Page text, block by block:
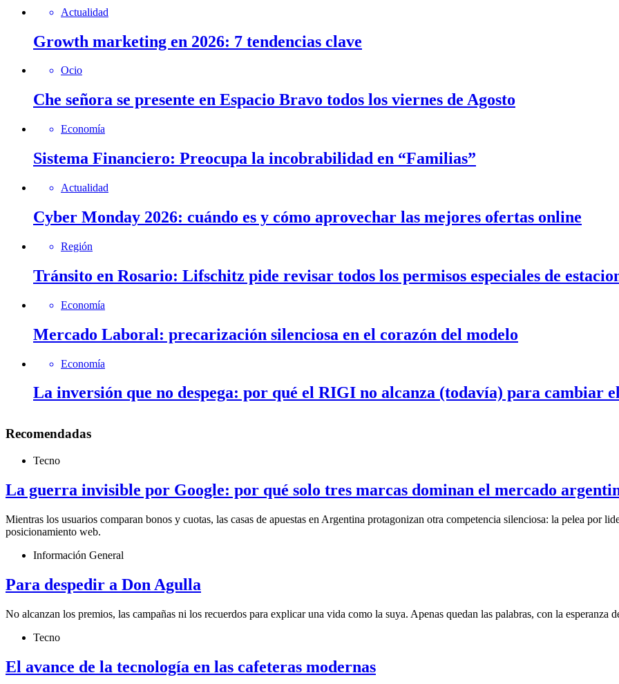
Actualidad
Growth marketing en 2026: 7 tendencias clave
Ocio
Che señora se presente en Espacio Bravo todos los viernes de Agosto
Economía
Sistema Financiero: Preocupa la incobrabilidad en “Familias”
Actualidad
Cyber Monday 2026: cuándo es y cómo aprovechar las mejores ofertas online
Región
Tránsito en Rosario: Lifschitz pide revisar todos los permisos especiales de
Economía
Mercado Laboral: precarización silenciosa en el corazón del modelo
Economía
La inversión que no despega: por qué el RIGI no alcanza (todavía) para cambiar
Recomendadas
Tecno
La guerra invisible por Google: por qué solo tres marcas dominan el mercado
Mientras los usuarios comparan bonos y cuotas, las casas de apuestas en Argentina protagonizan otra competencia silenciosa: la pelea por
posicionamiento web.
Información General
Para despedir a Don Agulla
No alcanzan los premios, las campañas ni los recuerdos para explicar una vida como la suya. Apenas quedan las palabras, con la esperanza
Tecno
El avance de la tecnología en las cafeteras modernas